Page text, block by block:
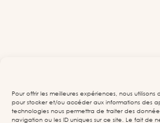
Pour offrir les meilleures expériences, nous
pour stocker et/ou accéder aux informations des
technologies nous permettra de traiter des
navigation ou les ID uniques sur ce site. Le fait de